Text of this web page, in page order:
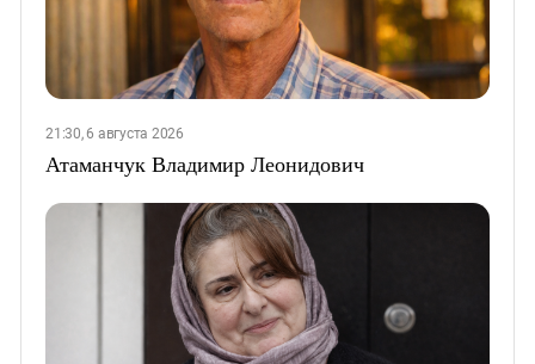
21:30, 6 августа 2026
Атаманчук Владимир Леонидович